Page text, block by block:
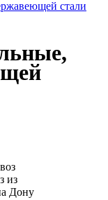
из
Дону